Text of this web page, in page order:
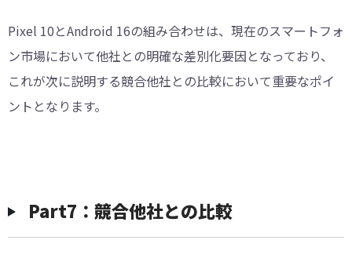
Pixel 10とAndroid 16の組み合わせは、現在のスマートフォ
ン市場において他社との明確な差別化要因となっており、
これが次に説明する競合他社との比較において重要なポイ
ントとなります。
Part7：競合他社との比較